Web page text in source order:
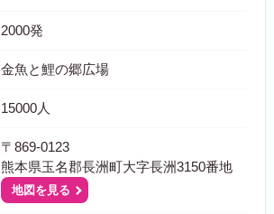
2000発
金魚と鯉の郷広場
15000人
〒869-0123
熊本県玉名郡長洲町大字長洲3150番地
地図を見る